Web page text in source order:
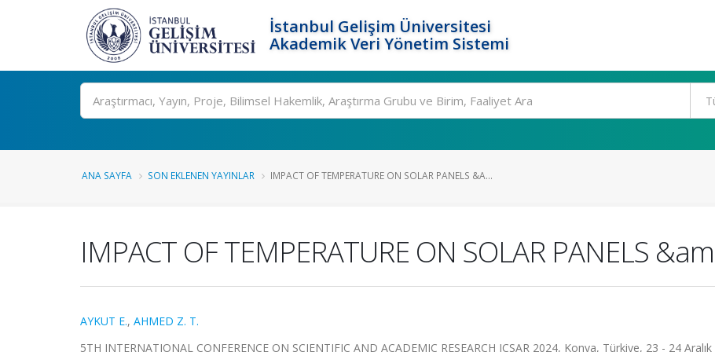
İstanbul Gelişim Üniversitesi
Akademik Veri Yönetim Sistemi
Ara
ANA SAYFA SON EKLENEN YAYINLAR IMPACT OF TEMPERATURE ON SOLAR PANELS &A...
IMPACT OF TEMPERATURE ON SOLAR PANELS
AYKUT E., AHMED Z. T.
5TH INTERNATIONAL CONFERENCE ON SCIENTIFIC AND ACADEMIC RESEARCH ICSAR 2024, Konya, Türkiye, 23 - 24